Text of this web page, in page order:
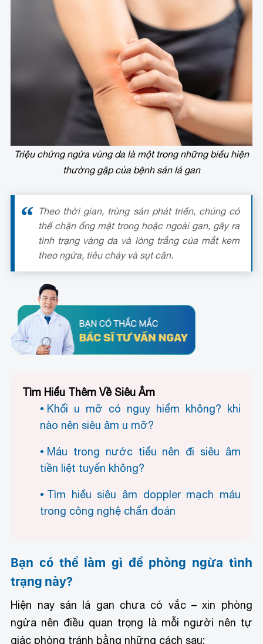
Triệu chứng ngứa vùng da là một trong những biểu hiện
thường gặp của bệnh sán lá gan
Theo thời gian, trùng sán phát triển, chúng có
thể chặn ống mật trong hoặc ngoài gan, gây ra
tình trạng vàng da và lòng trắng của mắt kem
theo ngứa, tiêu chảy và sụt cân.
Tìm Hiểu Thêm Về Siêu Âm
Khối u mỡ có nguy hiểm không? khi
nào nên siêu âm u mỡ?
Máu trong nước tiểu nên đi siêu âm
tiền liệt tuyến không?
Tìm hiểu siêu âm doppler mạch máu
trong công nghệ chẩn đoán
Bạn có thể làm gì để phòng ngừa tình
trạng này?
Hiện nay sán lá gan chưa có vắc – xin phòng
ngừa nên điều quan trọng là mỗi người nên tự
giác phòng tránh bằng những cách sau: